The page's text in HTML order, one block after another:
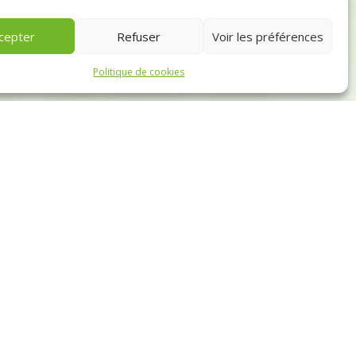
Refuser Voir les préférences
Politique de cookies